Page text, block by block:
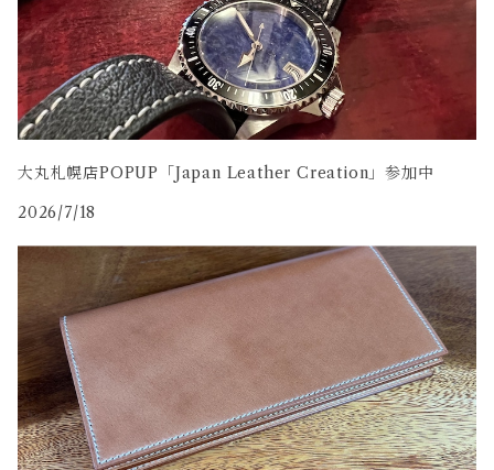
大丸札幌店POPUP「Japan Leather Creation」参加中
2026/7/18